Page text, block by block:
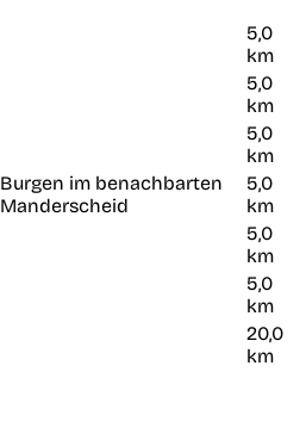
5,0
km
5,0
km
5,0
km
Burgen im benachbarten
Manderscheid
5,0
km
5,0
km
5,0
km
20,0
km